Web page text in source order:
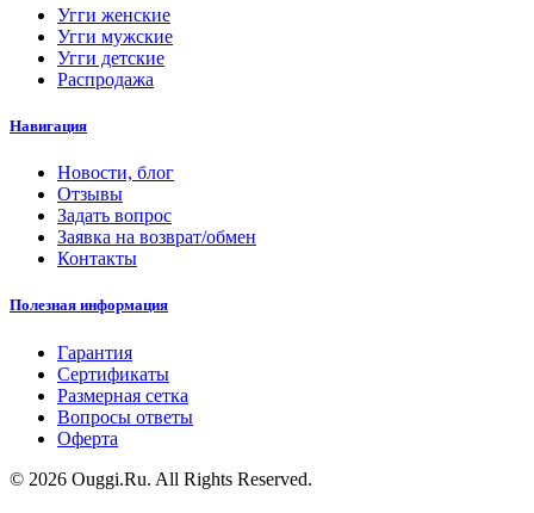
Угги женские
Угги мужские
Угги детские
Распродажа
Навигация
Новости, блог
Отзывы
Задать вопрос
Заявка на возврат/обмен
Контакты
Полезная информация
Гарантия
Сертификаты
Размерная сетка
Вопросы ответы
Оферта
© 2026 Ouggi.Ru. All Rights Reserved.